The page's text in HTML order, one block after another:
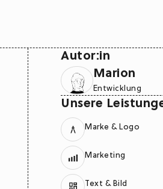
Autor:in
Marion
Entwicklung
Unsere
Marke & Logo
Marketing
Text & Bild